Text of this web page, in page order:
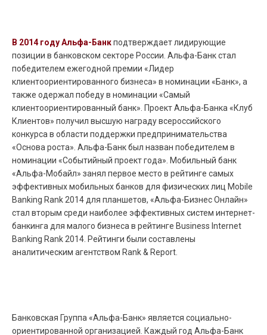
В 2014 году Альфа-Банкподтверждает лидирующие
позиции в банковском секторе России. Альфа-Банк стал
победителем ежегодной премии «Лидер
клиентоориентированного бизнеса» в номинации «Банк», а
также одержал победу в номинации «Самый
клиентоориентированный банк». Проект Альфа-Банка «Клуб
Клиентов» получил высшую награду всероссийского
конкурса в области поддержки предпринимательства
«Основа роста». Альфа-Банк был назван победителем в
номинации «Событийный проект года». Мобильный банк
«Альфа-Мобайл» занял первое место в рейтинге самых
эффективных мобильных банков для физических лиц Mobile
Banking Rank 2014 для планшетов, «Альфа-Бизнес Онлайн»
стал вторым среди наиболее эффективных систем интернет-
банкинга для малого бизнеса в рейтинге Business Internet
Banking Rank 2014. Рейтинги были составлены
аналитическим агентством Rank & Report.
Банковская Группа «Альфа-Банк» является социально-
ориентированной организацией. Каждый год Альфа-Банк